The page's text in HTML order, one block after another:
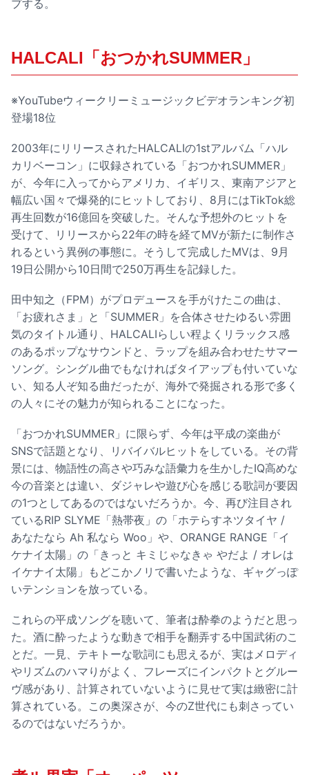
プする。
HALCALI「おつかれSUMMER」
※YouTubeウィークリーミュージックビデオランキング初
登場18位
2003年にリリースされたHALCALIの1stアルバム「ハル
カリベーコン」に収録されている「おつかれSUMMER」
が、今年に入ってからアメリカ、イギリス、東南アジアと
幅広い国々で爆発的にヒットしており、8月にはTikTok総
再生回数が16億回を突破した。そんな予想外のヒットを
受けて、リリースから22年の時を経てMVが新たに制作さ
れるという異例の事態に。そうして完成したMVは、9月
19日公開から10日間で250万再生を記録した。
田中知之（FPM）がプロデュースを手がけたこの曲は、
「お疲れさま」と「SUMMER」を合体させたゆるい雰囲
気のタイトル通り、HALCALIらしい程よくリラックス感
のあるポップなサウンドと、ラップを組み合わせたサマー
ソング。シングル曲でもなければタイアップも付いていな
い、知る人ぞ知る曲だったが、海外で発掘される形で多く
の人々にその魅力が知られることになった。
「おつかれSUMMER」に限らず、今年は平成の楽曲が
SNSで話題となり、リバイバルヒットをしている。その背
景には、物語性の高さや巧みな語彙力を生かしたIQ高めな
今の音楽とは違い、ダジャレや遊び心を感じる歌詞が要因
の1つとしてあるのではないだろうか。今、再び注目され
ているRIP SLYME「熱帯夜」の「ホテらすネツタイヤ /
あなたなら Ah 私なら Woo」や、ORANGE RANGE「イ
ケナイ太陽」の「きっと キミじゃなきゃ やだよ / オレは
イケナイ太陽」もどこかノリで書いたような、ギャグっぽ
いテンションを放っている。
これらの平成ソングを聴いて、筆者は酔拳のようだと思っ
た。酒に酔ったような動きで相手を翻弄する中国武術のこ
とだ。一見、テキトーな歌詞にも思えるが、実はメロディ
やリズムのハマりがよく、フレーズにインパクトとグルー
ヴ感があり、計算されていないように見せて実は緻密に計
算されている。この奥深さが、今のZ世代にも刺さってい
るのではないだろうか。